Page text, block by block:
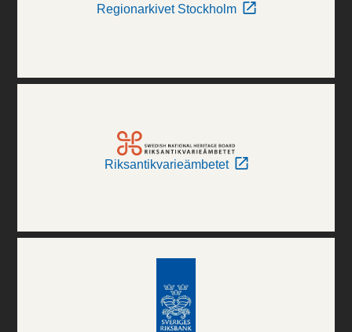
Regionarkivet Stockholm
Riksantikvarieämbetet